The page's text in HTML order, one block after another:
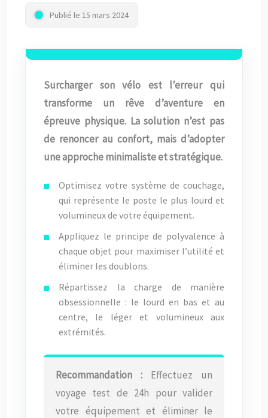
Publié le 15 mars 2024
Surcharger son vélo est l’erreur qui
transforme un rêve d’aventure en
épreuve physique. La solution n’est pas
de renoncer au confort, mais d’adopter
une approche minimaliste et stratégique.
Optimisez votre système de couchage,
qui représente le poste le plus lourd et
volumineux de votre équipement.
Appliquez le principe de polyvalence à
chaque objet pour maximiser l’utilité et
éliminer les doublons.
Répartissez la charge de manière
obsessionnelle : le lourd en bas et au
centre, le léger et volumineux aux
extrémités.
Recommandation : Effectuez un
voyage test de 24h pour valider
votre équipement et éliminer le